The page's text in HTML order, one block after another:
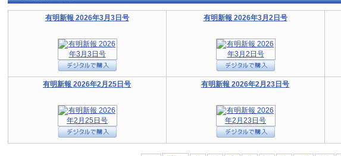
有明新報 2026年3月3日号 有明新報 2026年3月2日号
有明新報 2026年2月25日号 有明新報 2026年2月23日号